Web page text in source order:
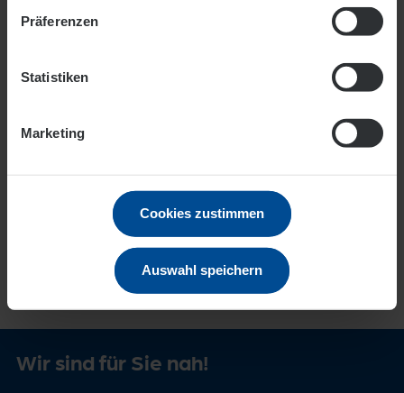
Präferenzen
Statistiken
Marketing
Cookies zustimmen
Auswahl speichern
Ich bin Privatkunde
FAQs
Wir sind für Sie nah!